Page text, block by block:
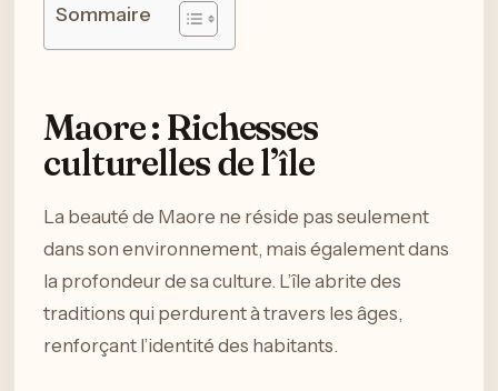
Sommaire
Maore : Richesses
culturelles de l’île
La beauté de Maore ne réside pas seulement
dans son environnement, mais également dans
la profondeur de sa culture. L’île abrite des
traditions qui perdurent à travers les âges,
renforçant l’identité des habitants.